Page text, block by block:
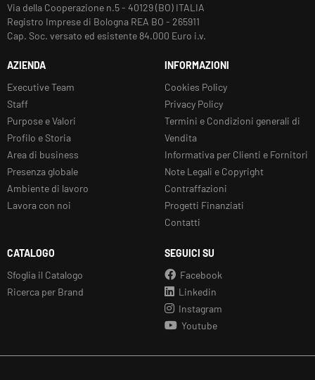
Via della Cooperazione n.5 - 40129 (BO) ITALIA
Registro Imprese di Bologna REA BO - 265911
Cap. Soc. versato ed esistente 84.000 Euro i.v.
AZIENDA
Executive Team
Staff
Purpose e Valori
Profilo e Storia
Area di business
Presenza globale
Ambiente di lavoro
Lavora con noi
INFORMAZIONI
Cookies Policy
Privacy Policy
Termini e Condizioni generali di
Vendita
Informativa per Clienti e Fornitori
Note Legali e Copyright
Contraffazioni
Progetti Finanziati
Contatti
CATALOGO
Sfoglia il Catalogo
Ricerca per Brand
SEGUICI SU
Facebook
Linkedin
Instagram
Youtube